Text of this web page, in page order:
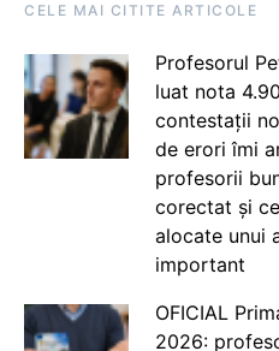
CELE MAI CITITE ARTICOLE
Profesorul
luat nota
contestații
de erori îmi
profesorii
corectat și
alocate unui
important
OFICIAL
2026: